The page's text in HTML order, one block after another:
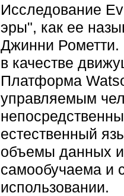
Исследование
эры", как ее
Джинни Рометти.
в качестве
Платформа
управляемым
естественный
объемы данных
самообучаема и
использовании.